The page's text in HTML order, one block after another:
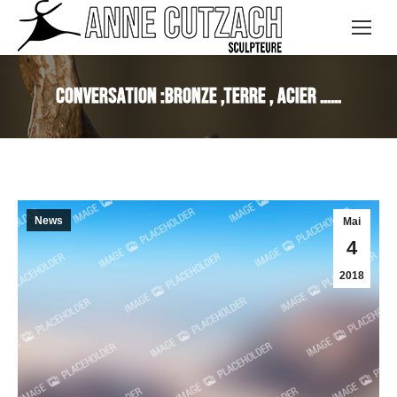
CONVERSATION :bronze ,terre , Acier ……
Mai
4
2018
News